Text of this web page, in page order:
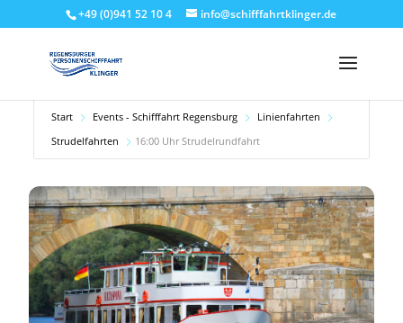
+49 (0)941 52 10 4 info@schifffahrtklinger.de
Start Events - Schifffahrt Regensburg
Linienfahrten
Strudelfahrten
16:00 Uhr Strudelrundfahrt